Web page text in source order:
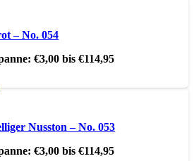
– No. 054
€3,00 bis €114,95
Nusston – No. 053
€3,00 bis €114,95